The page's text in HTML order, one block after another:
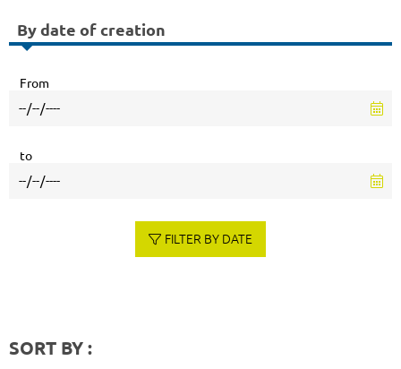
By date of creation
From
to
FILTER BY DATE
SORT BY :